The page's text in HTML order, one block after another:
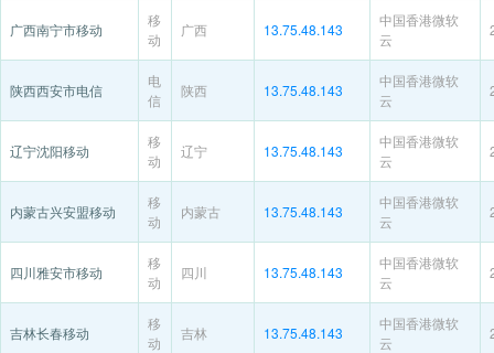
广西南宁市移动
移
动
广西 13.75.48.143
中国香港微软
云
陕西西安市电信
电
信
陕西 13.75.48.143
中国香港微软
云
辽宁沈阳移动
移
动
辽宁 13.75.48.143
中国香港微软
云
内蒙古兴安盟移动
移
动
内蒙古 13.75.48.143
中国香港微软
云
四川雅安市移动
移
动
四川 13.75.48.143
中国香港微软
云
吉林长春移动
移
动
吉林 13.75.48.143
中国香港微软
云